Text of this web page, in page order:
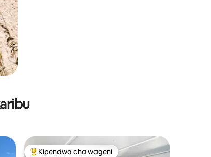
Kipendwa cha wageni